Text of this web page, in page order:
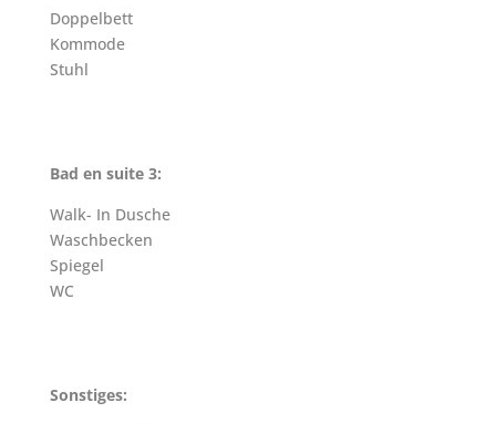
Doppelbett
Kommode
Stuhl
Bad en suite 3:
Walk- In Dusche
Waschbecken
Spiegel
WC
Sonstiges: